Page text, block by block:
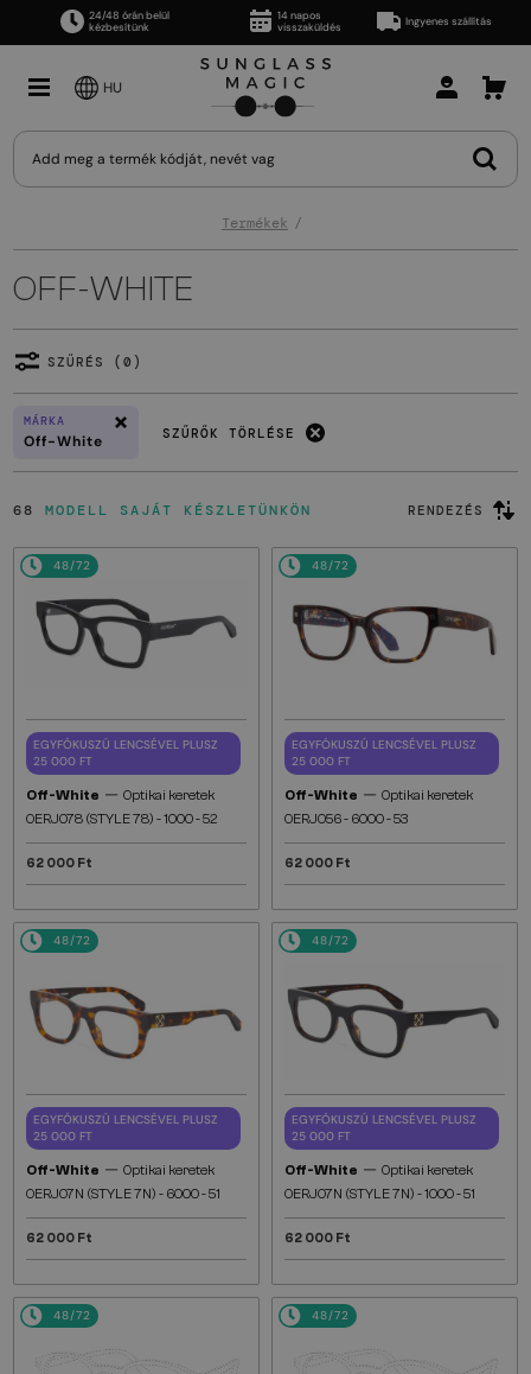
24/48 órán belül
kézbesítünk
14 napos
visszaküldés
Ingyenes szállítás
HU
Termékek
OFF-WHITE
SZŰRÉS (0)
MÁRKA
Off-White SZŰRŐK TÖRLÉSE
68 MODELL SAJÁT KÉSZLETÜNKÖN RENDEZÉS
48/72
EGYFÓKUSZÚ LENCSÉVEL PLUSZ
25 000 FT
Off-White — Optikai keretek
OERJ078 (STYLE 78) - 1000 - 52
62 000 Ft
48/72
EGYFÓKUSZÚ LENCSÉVEL PLUSZ
25 000 FT
Off-White — Optikai keretek
OERJ056 - 6000 - 53
62 000 Ft
48/72
EGYFÓKUSZÚ LENCSÉVEL PLUSZ
25 000 FT
Off-White — Optikai keretek
OERJ07N (STYLE 7N) - 6000 - 51
62 000 Ft
48/72
EGYFÓKUSZÚ LENCSÉVEL PLUSZ
25 000 FT
Off-White — Optikai keretek
OERJ07N (STYLE 7N) - 1000 - 51
62 000 Ft
48/72 48/72